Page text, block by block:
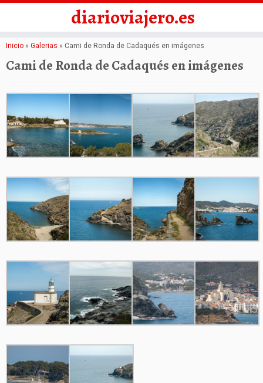
Saltar
diarioviajero.es
Inicio » Galerias » Cami de Ronda de Cadaqués en imágenes
Cami de Ronda de Cadaqués en imágenes